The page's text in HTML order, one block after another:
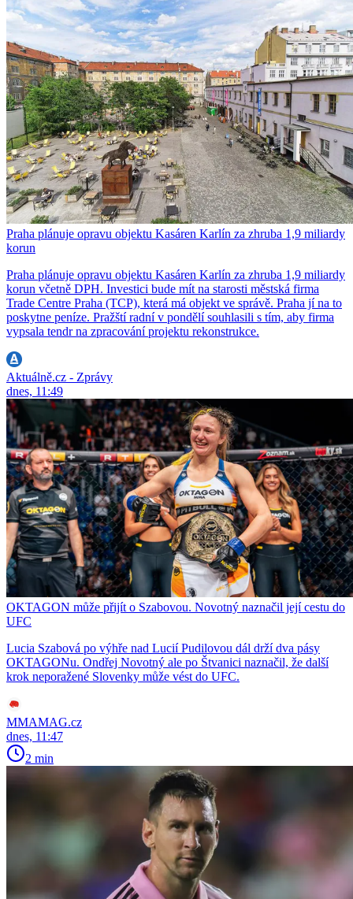
Praha plánuje opravu objektu Kasáren Karlín za zhruba 1,9 miliardy
korun
Praha plánuje opravu objektu Kasáren Karlín za zhruba 1,9 miliardy
korun včetně DPH. Investici bude mít na starosti městská firma
Trade Centre Praha (TCP), která má objekt ve správě. Praha jí na to
poskytne peníze. Pražští radní v pondělí souhlasili s tím, aby firma
vypsala tendr na zpracování projektu rekonstrukce.
Aktuálně.cz - Zprávy
dnes, 11:49
OKTAGON může přijít o Szabovou. Novotný naznačil její cestu do
UFC
Lucia Szabová po výhře nad Lucií Pudilovou dál drží dva pásy
OKTAGONu. Ondřej Novotný ale po Štvanici naznačil, že další
krok neporažené Slovenky může vést do UFC.
MMAMAG.cz
dnes, 11:47
2 min